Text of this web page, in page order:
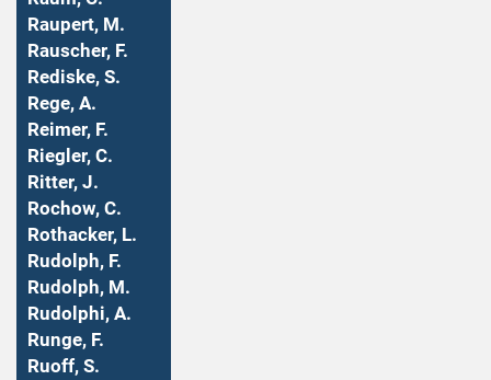
Raupert, M.
Rauscher, F.
Rediske, S.
Rege, A.
Reimer, F.
Riegler, C.
Ritter, J.
Rochow, C.
Rothacker, L.
Rudolph, F.
Rudolph, M.
Rudolphi, A.
Runge, F.
Ruoff, S.